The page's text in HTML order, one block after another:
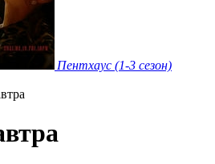
Пентхаус (1-3 сезон)